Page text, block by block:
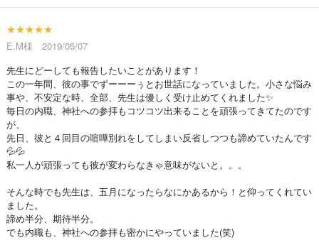
★★★★★
E.M様 2019/05/07
先生にどーしても報告したいことがあります！
この一年間、彼の事でずーーーぅとお世話になっていました。小さな悩み
事や、不安定な時、全部、先生は優しく受け止めてくれました✨
毎日の内職、神社への参拝もコツコツ出来ることを頑張ってきてたのです
が、
先日、彼と４回目の喧嘩別れをしてしまい反省しつつも諦めていたんです
💦💦
私一人が頑張っても彼が変わらなきゃ意味がないと。。。
そんな時でも先生は、五月になったらなにかあるから！と仰ってくれてい
ました。
諦め半分、期待半分。
でも内職も、神社への参拝も密かにやっていました(笑)